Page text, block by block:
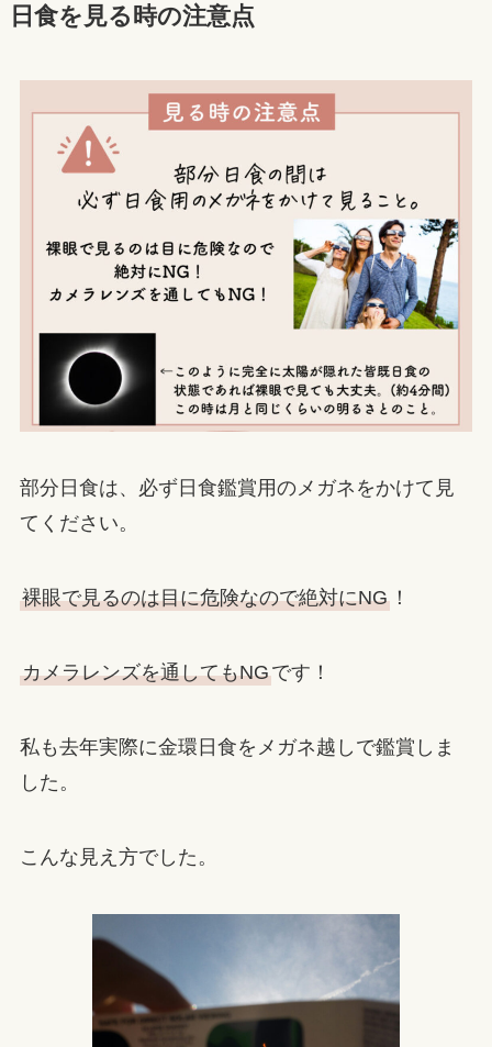
日食を見る時の注意点
部分日食は、必ず日食鑑賞用のメガネをかけて見
てください。
裸眼で見るのは目に危険なので絶対にNG！
カメラレンズを通してもNGです！
私も去年実際に金環日食をメガネ越しで鑑賞しま
した。
こんな見え方でした。